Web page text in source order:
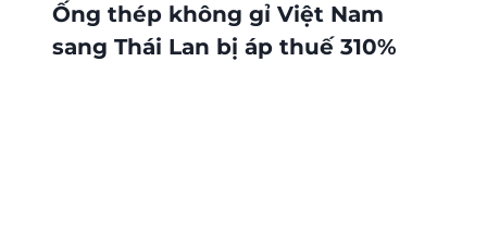
Ống thép không gỉ Việt Nam
sang Thái Lan bị áp thuế 310%